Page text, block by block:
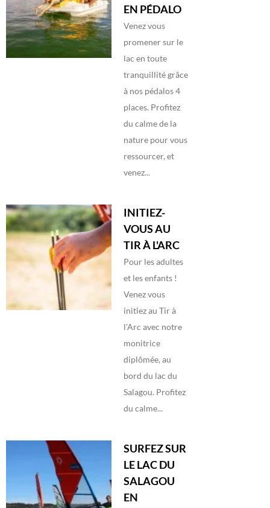
EN PÉDALO
Venez vous
promener sur le
lac en toute
tranquillité grâce
à nos pédalos 4
places. Profitez
du calme de la
nature pour vous
ressourcer, et
venez...
INITIEZ-
VOUS AU
TIR À L'ARC
Pour les adultes
et les enfants !
Venez vous
initiez au Tir à
l'Arc avec notre
monitrice
diplômée, au
bord du lac du
Salagou. Profitez
du calme...
SURFEZ SUR
LE LAC DU
SALAGOU
EN